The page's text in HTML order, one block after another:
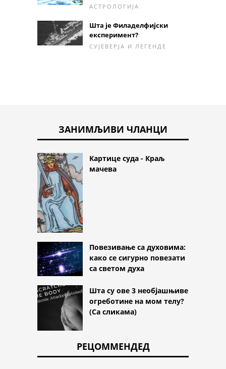
АСТРОЛОГИЈА
Шта је Филаделфијски
експеримент?
СУЈЕВЕРЈА И ЛЕГЕНДЕ
ЗАНИМЉИВИ ЧЛАНЦИ
Картице суда - Краљ
мачева
Повезивање са духовима:
како се сигурно повезати
са светом духа
Шта су ове 3 необјашњиве
огреботине на мом телу?
(Са сликама)
РЕЦОММЕНДЕД